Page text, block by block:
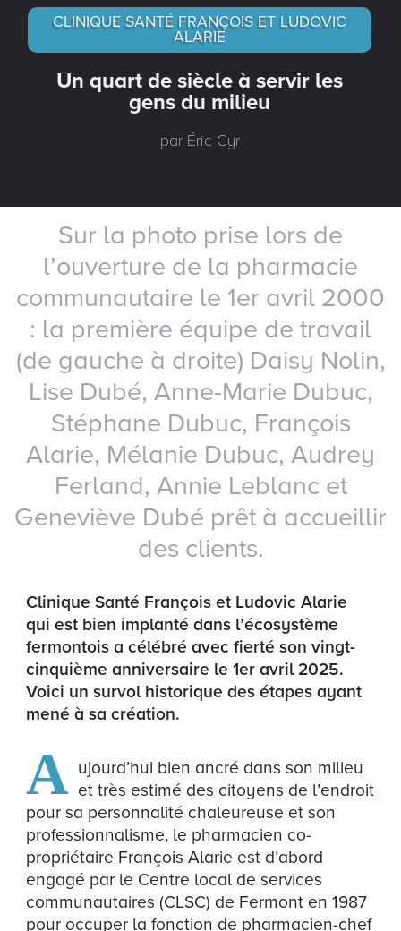
CLINIQUE SANTÉ FRANÇOIS ET LUDOVIC
ALARIE
Un quart de siècle à servir les
gens du milieu
par Éric Cyr
Sur la photo prise lors de
l’ouverture de la pharmacie
communautaire le 1er avril 2000
: la première équipe de travail
(de gauche à droite) Daisy Nolin,
Lise Dubé, Anne-Marie Dubuc,
Stéphane Dubuc, François
Alarie, Mélanie Dubuc, Audrey
Ferland, Annie Leblanc et
Geneviève Dubé prêt à accueillir
des clients.
Clinique Santé François et Ludovic Alarie
qui est bien implanté dans l’écosystème
fermontois a célébré avec fierté son vingt-
cinquième anniversaire le 1er avril 2025.
Voici un survol historique des étapes ayant
mené à sa création.
A ujourd’hui bien ancré dans son milieu
et très estimé des citoyens de l’endroit
pour sa personnalité chaleureuse et son
professionnalisme, le pharmacien co-
propriétaire François Alarie est d’abord
engagé par le Centre local de services
communautaires (CLSC) de Fermont en 1987
pour occuper la fonction de pharmacien-chef